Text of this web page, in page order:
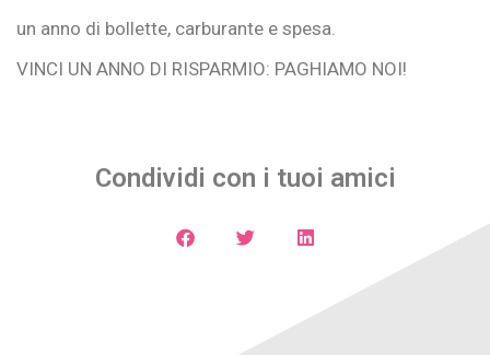
un anno di bollette, carburante e spesa.
VINCI UN ANNO DI RISPARMIO: PAGHIAMO NOI!
Condividi con i tuoi amici